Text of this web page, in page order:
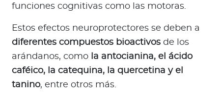
funciones cognitivas como las motoras.
Estos efectos neuroprotectores se deben a
diferentes compuestos bioactivos de los
arándanos, como
la antocianina, el ácido
caféico, la catequina, la quercetina y el
tanino, entre otros más.